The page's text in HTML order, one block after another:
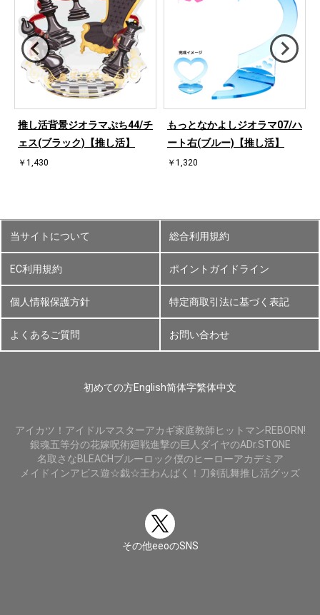
推し活背景ジオラマぷち44/チ
ェス(ブラック)【推し活】
￥1,430
もっとなかよしジオラマ07/ハ
ート右(ブルー)【推し活】
￥1,320
当サイトについて 総合利用規約
EC利用規約 ポイントガイドライン
個人情報保護方針 特定商取引法に基づく表記
よくあるご質問 お問い合わせ
初めての方English简体字繁体中文
アイカツ！ アイドルマスターアカギ家庭教師ヒットマンREBORN!
銀魂五等分の花嫁呪術廻戦進撃の巨人 ダイヤのADr.STONE
名取さなBLEACHブルーロック僕のヒーローアカデミア
メイドインアビス遊☆戯☆王わんぱく！刀剣乱舞推し活グッズ
その他eeoのSNS